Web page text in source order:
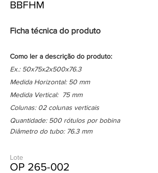
BBFHM
Ficha técnica do produto
Como ler a descrição do produto:
Ex.: 50x75x2x500x76.3
Medida Horizontal: 50 mm
Medida Vertical: 75 mm
Colunas: 02 colunas verticais
Quantidade: 500 rótulos por bobina
Diâmetro do tubo: 76.3 mm
Lote
OP 265-002